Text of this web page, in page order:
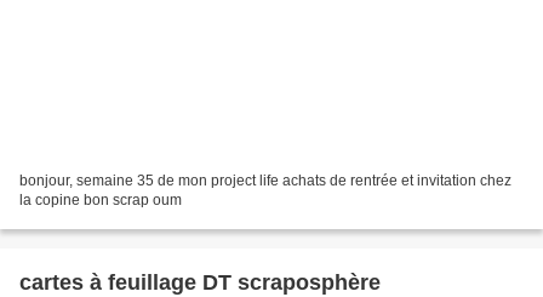
bonjour, semaine 35 de mon project life achats de rentrée et invitation chez
la copine bon scrap oum
cartes à feuillage DT scraposphère